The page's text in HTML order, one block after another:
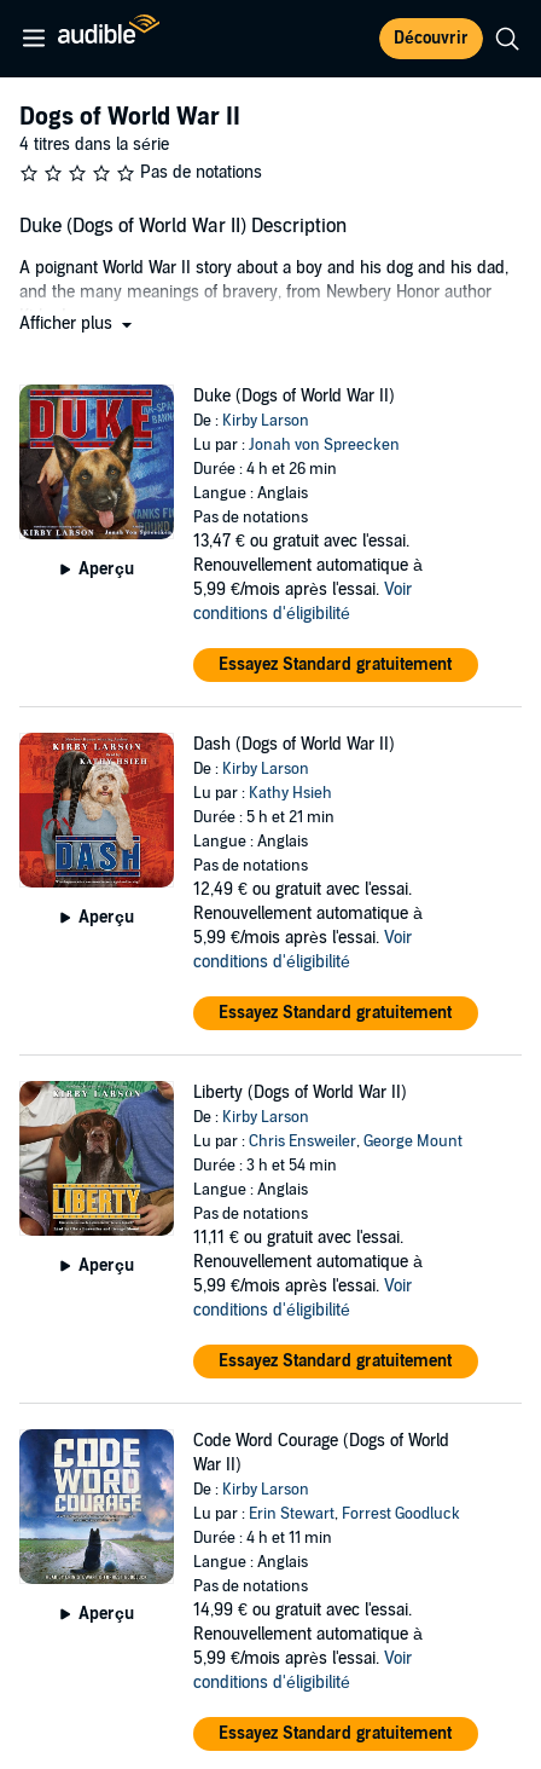
Découvrir
Dogs of World War II
4 titres dans la série
Pas de notations
Duke (Dogs of World War II) Description
A poignant World War II story about a boy and his dog and his dad,
and the many meanings of bravery, from Newbery Honor author
Kirby Larson.
eleven-year-old Hobie Hanson is determined to do his part to help
his family and his country, even if it means giving up his beloved
German shepherd, Duke. Hoping to help end the war and bring his
dad home faster, Hobie decides to donate Duke to Dogs for Defense,
an organization that urges Americans to "loan" their pets to the
military to act as sentries, mine sniffers, and patrol dogs. Hobie
immediately regrets his decision and tries everything he can to get
Duke back, even jeopardizing his friendship with the new boy at
school. But when his father is taken prisoner by the Germans, Hobie
realizes he must let Duke go and reach deep within himself to be
brave. Will Hobie ever see Duke, or his father, again? Will life ever be
Afficher plus
Aperçu
Duke (Dogs of World War II)
De : Kirby Larson
Lu par :Jonah von Spreecken
Durée : 4 h et 26 min
Langue : Anglais
Pas de notations
13,47 € ou gratuit avec l'essai.
Renouvellement automatique à
5,99 €/mois après l'essai. Voir
conditions d'éligibilité
Essayez Standard gratuitement
Aperçu
Dash (Dogs of World War II)
De : Kirby Larson
Lu par : Kathy Hsieh
Durée : 5 h et 21 min
Langue : Anglais
Pas de notations
12,49 € ou gratuit avec l'essai.
Renouvellement automatique à
5,99 €/mois après l'essai. Voir
conditions d'éligibilité
Essayez Standard gratuitement
Aperçu
Liberty (Dogs of World War II)
De : Kirby Larson
Lu par :Chris Ensweiler,George Mount
Durée : 3 h et 54 min
Langue : Anglais
Pas de notations
11,11 € ou gratuit avec l'essai.
Renouvellement automatique à
5,99 €/mois après l'essai. Voir
conditions d'éligibilité
Essayez Standard gratuitement
Aperçu
Code Word Courage (Dogs of World
War II)
De : Kirby Larson
Lu par : Erin Stewart, Forrest Goodluck
Durée : 4 h et 11 min
Langue : Anglais
Pas de notations
14,99 € ou gratuit avec l'essai.
Renouvellement automatique à
5,99 €/mois après l'essai. Voir
conditions d'éligibilité
Essayez Standard gratuitement